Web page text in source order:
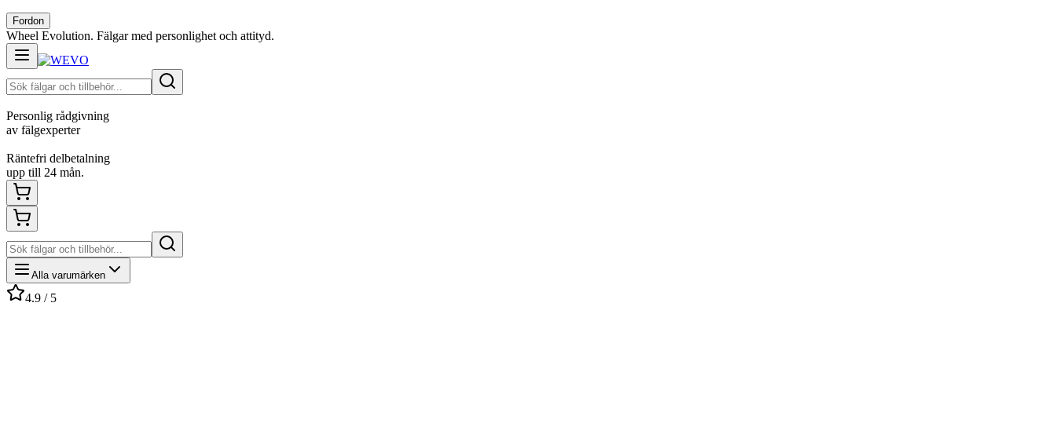
Fordon
Wheel Evolution. Fälgar med personlighet och attityd.
Personlig rådgivning
av fälgexperter
Räntefri delbetalning
upp till 24 mån.
Alla varumärken
4.9 / 5